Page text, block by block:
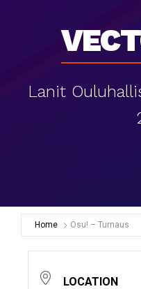
Lanit
Home Osu! – Turnaus
LOCATION